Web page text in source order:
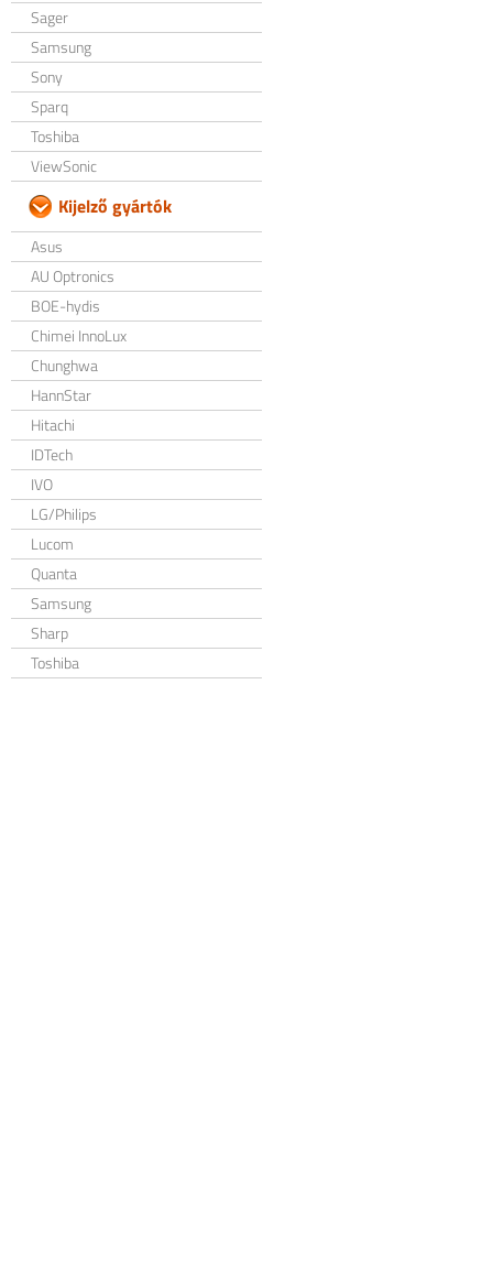
Sager
Samsung
Sony
Sparq
Toshiba
ViewSonic
Kijelző gyártók
Asus
AU Optronics
BOE-hydis
Chimei InnoLux
Chunghwa
HannStar
Hitachi
IDTech
IVO
LG/Philips
Lucom
Quanta
Samsung
Sharp
Toshiba